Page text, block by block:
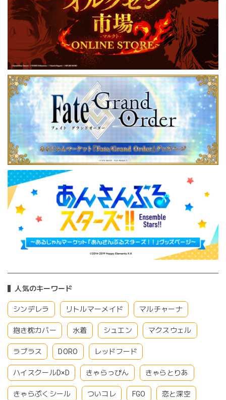
人気のキーワード
シンデレラ リトルマーメイド マルチャーナ
抱き枕カバー 水着 シュエン マクスウェル
ラプラス DORO レッドフード
ハイスクールD×D きゃらっぴん きゃらとりあ
きゃらぷくシール ついコレ FGO 恋と深空